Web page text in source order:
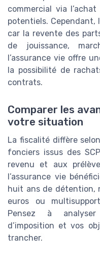
commercial via
potentiels. Cependant,
car la revente des
de jouissance,
l’assurance vie offre
la possibilité de
contrats.
Comparer les
votre situation
La fiscalité diffère
fonciers issus des
revenu et aux
l’assurance vie
huit ans de détention,
euros ou
Pensez à
d’imposition et vos
trancher.